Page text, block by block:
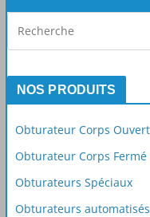
NOS PRODUITS
Obturateur Corps Ouvert
Obturateur Corps Fermé
Obturateurs Spéciaux
Obturateurs automatisés